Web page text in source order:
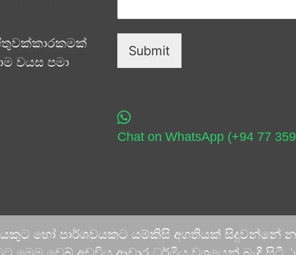
වයස පමා
Submit
Chat on WhatsApp (+94 77
හෝ පාර්ශවයකට යම්කිසි අගතියක් සිදුවන්නේ